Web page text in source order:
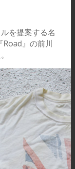
を提案する名
』の前川